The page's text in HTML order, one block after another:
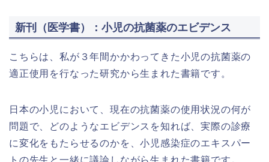
新刊（医学書）：小児の抗菌薬のエビデンス
こちらは、私が３年間かかわってきた小児の抗菌薬の
適正使用を行なった研究から生まれた書籍です。
日本の小児において、現在の抗菌薬の使用状況の何が
問題で、どのようなエビデンスを知れば、実際の診療
に変化をもたらせるのかを、小児感染症のエキスパー
トの先生と一緒に議論しながら生まれた書籍です。